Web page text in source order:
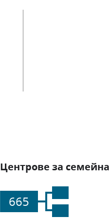
Центрове за
665